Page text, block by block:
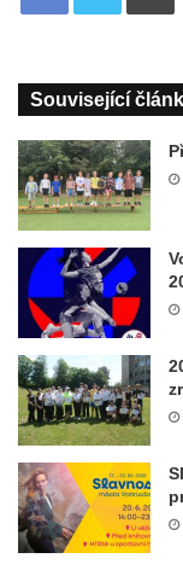
Související